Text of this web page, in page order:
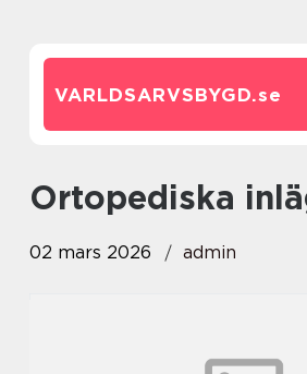
VARLDSARVSBYGD.se
Ortopediska
02 mars 2026 admin